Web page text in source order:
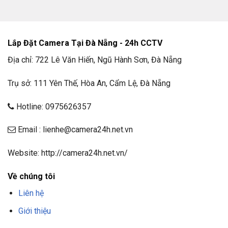
Dung lượng: 2T
Chuyên dụng: Dành cho camera giám sát, hoạt động
24/7
Nguồn camera
Dòng điện: 2A (tùy loại camera)
Chống nhiễu, ổn định nguồn cấp cho camera
Balun
Chức năng: Chuyển đổi tín hiệu từ cáp đồng trục
sang cáp mạng giúp truyền tín hiệu ổn định hơn
Lắp Đặt Camera Tại Đà Nẵng - 24h CCTV
Địa chỉ: 722 Lê Văn Hiến, Ngũ Hành Sơn, Đà Nẵng
Trụ sở: 111 Yên Thế, Hòa An, Cẩm Lệ, Đà Nẵng
Hotline: 0975626357
Email : lienhe@camera24h.net.vn
Website: http://camera24h.net.vn/
Về chúng tôi
Liên hệ
Giới thiệu